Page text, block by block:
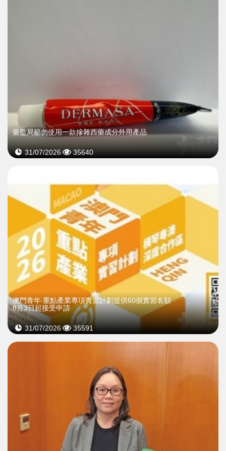
藥監局籲勿使用一款摻雜西藥成分外用產品
31/07/2026 35640
澳門青年‧重點產業專項實習計劃提供60個實習名額
8月3日起接受申請
31/07/2026 35591